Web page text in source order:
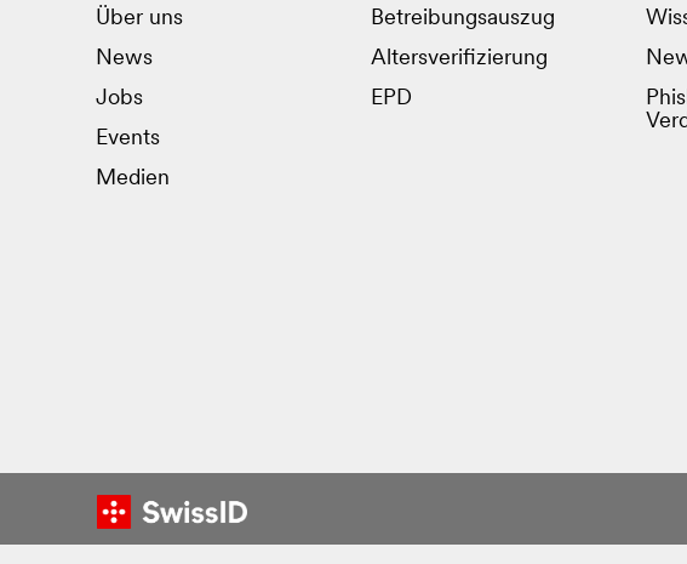
Über uns
News
Jobs
Events
Medien
Betreibungsauszug
Altersverifizierung
EPD